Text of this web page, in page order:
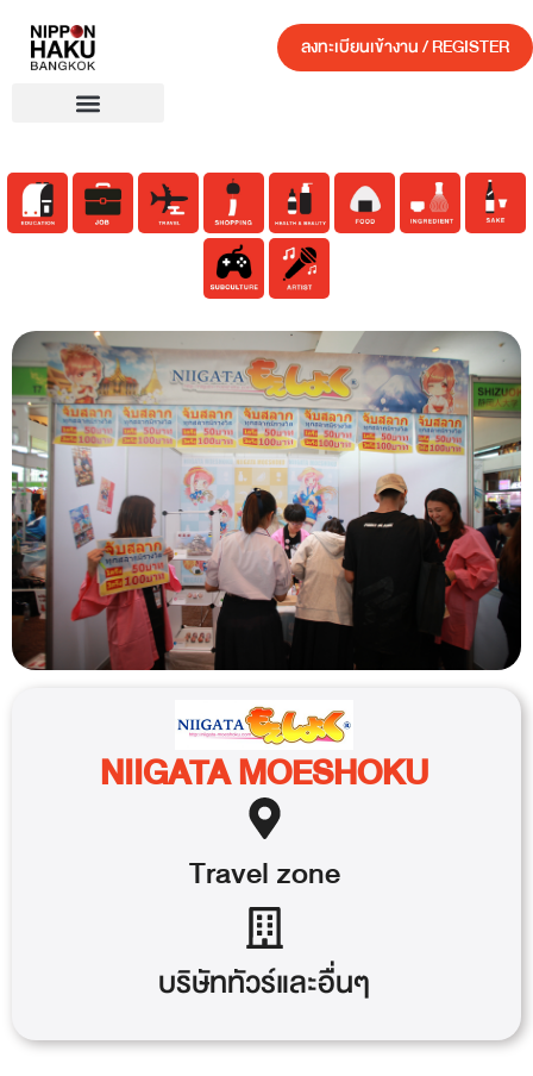
ลงทะเบียนเข้างาน / REGISTER
NIIGATA MOESHOKU
Travelzone
บริษัททัวร์และอื่นๆ